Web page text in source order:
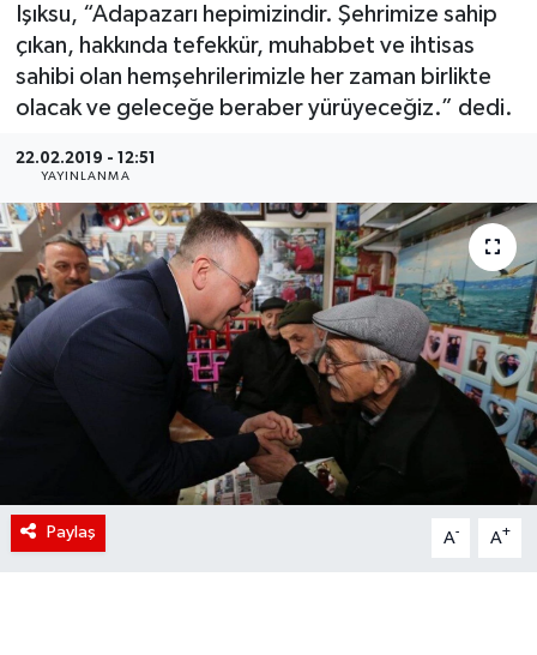
Işıksu, “Adapazarı hepimizindir. Şehrimize sahip
çıkan, hakkında tefekkür, muhabbet ve ihtisas
sahibi olan hemşehrilerimizle her zaman birlikte
olacak ve geleceğe beraber yürüyeceğiz.” dedi.
22.02.2019 - 12:51
YAYINLANMA
Paylaş A- A+